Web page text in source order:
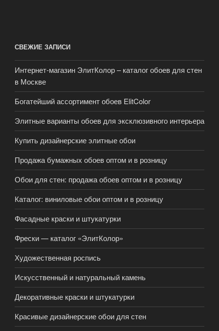
СВЕЖИЕ ЗАПИСИ
Интернет-магазин ЭлитКолор – каталог обоев для стен
в Москве
Богатейший ассортимент обоев ElitColor
Элитные варианты обоев для эксклюзивного интерьера
Купить дизайнерские элитные обои
Продажа бумажных обоев оптом и в розницу
Обои для стен: продажа обоев оптом и в розницу
Каталог: виниловые обои оптом и в розницу
Фасадные краски и штукатурки
Фрески — каталог «ЭлитКолор»
Художественная роспись
Искусственный и натуральный камень
Декоративные краски и штукатурки
Красивые дизайнерские обои для стен